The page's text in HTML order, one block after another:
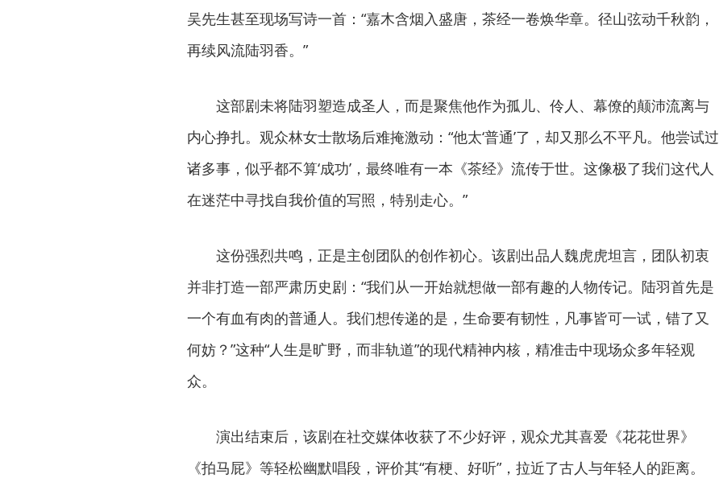
吴先生甚至现场写诗一首：“嘉木含烟入盛唐，茶经一卷焕华章。径山弦动千秋韵，
再续风流陆羽香。”
这部剧未将陆羽塑造成圣人，而是聚焦他作为孤儿、伶人、幕僚的颠沛流离与
内心挣扎。观众林女士散场后难掩激动：“他太‘普通’了，却又那么不平凡。他尝试过
诸多事，似乎都不算‘成功’，最终唯有一本《茶经》流传于世。这像极了我们这代人
在迷茫中寻找自我价值的写照，特别走心。”
这份强烈共鸣，正是主创团队的创作初心。该剧出品人魏虎虎坦言，团队初衷
并非打造一部严肃历史剧：“我们从一开始就想做一部有趣的人物传记。陆羽首先是
一个有血有肉的普通人。我们想传递的是，生命要有韧性，凡事皆可一试，错了又
何妨？”这种“人生是旷野，而非轨道”的现代精神内核，精准击中现场众多年轻观
众。
演出结束后，该剧在社交媒体收获了不少好评，观众尤其喜爱《花花世界》
《拍马屁》等轻松幽默唱段，评价其“有梗、好听”，拉近了古人与年轻人的距离。